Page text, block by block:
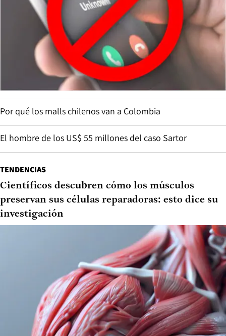
Por qué los malls chilenos van a Colombia
El hombre de los US$ 55 millones del caso Sartor
TENDENCIAS
Científicos descubren cómo los músculos
preservan sus células reparadoras: esto dice su
investigación